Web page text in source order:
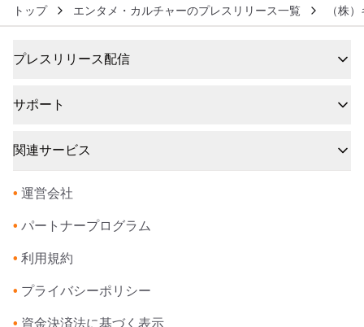
トップ エンタメ・カルチャーのプレスリリース一覧 （株
プレスリリース配信
サポート
関連サービス
• 運営会社
• パートナープログラム
• 利用規約
• プライバシーポリシー
• 資金決済法に基づく表示